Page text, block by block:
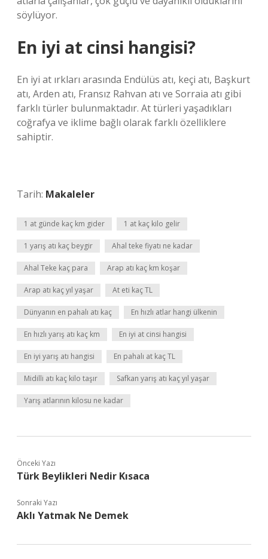
söylüyor.
En iyi at cinsi hangisi?
En iyi at ırkları arasında Endülüs atı, keçi atı, Başkurt
atı, Arden atı, Fransız Rahvan atı ve Sorraia atı gibi
farklı türler bulunmaktadır. At türleri yaşadıkları
coğrafya ve iklime bağlı olarak farklı özelliklere
sahiptir.
Tarih: Makaleler
1 at günde kaç km gider 1 at kaç kilo gelir
1 yarış atı kaç beygir Ahal teke fiyatı ne kadar
Ahal Teke kaç para Arap atı kaç km koşar
Arap atı kaç yıl yaşar At eti kaç TL
Dünyanın en pahalı atı kaç En hızlı atlar hangi ülkenin
En hızlı yarış atı kaç km En iyi at cinsi hangisi
En iyi yarış atı hangisi En pahalı at kaç TL
Midilli atı kaç kilo taşır Safkan yarış atı kaç yıl yaşar
Yarış atlarının kilosu ne kadar
Önceki Yazı
Türk Beylikleri Nedir Kısaca
Sonraki Yazı
Aklı Yatmak Ne Demek